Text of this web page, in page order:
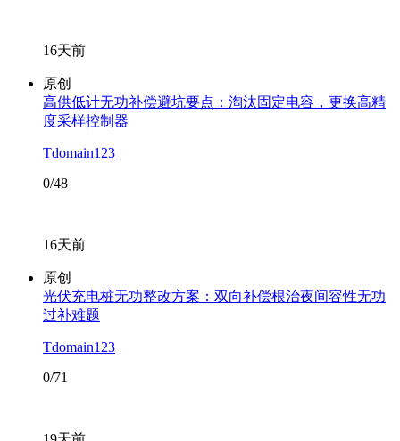
16天前
原创
高供低计无功补偿避坑要点：淘汰固定电容，更换高精
度采样控制器
Tdomain123
0/48
16天前
原创
光伏充电桩无功整改方案：双向补偿根治夜间容性无功
过补难题
Tdomain123
0/71